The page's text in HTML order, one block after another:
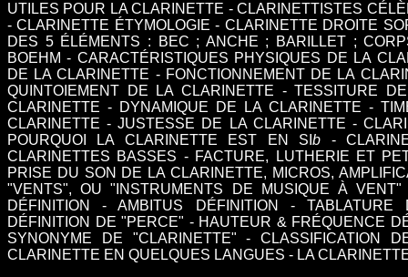
UTILES POUR LA CLARINETTE -CLARINETTISTES
-CLARINETTE ÉTYMOLOGIE - CLARINETTE DROITE
DES 5 ÉLÉMENTS : BEC ; ANCHE ; BARILLET ;
BOEHM - CARACTÉRISTIQUES PHYSIQUES DE LA
DE LA CLARINETTE - FONCTIONNEMENT DE LA
QUINTOIEMENT DE LA CLARINETTE -TESSITURE
CLARINETTE - DYNAMIQUE DE LA CLARINETTE -
CLARINETTE -JUSTESSE DE LA CLARINETTE -
POURQUOI LA CLARINETTE EST EN SIb -
CLARINETTES BASSES - FACTURE, LUTHERIE ET
PRISE DU SON DE LA CLARINETTE, MICROS,
"VENTS", OU "INSTRUMENTS DE MUSIQUE À VENT"
DÉFINITION
-AMBITUS DÉFINITION -TABLATURE
DÉFINITION DE "PERCE" - HAUTEUR & FRÉQUENCE
SYNONYME DE "CLARINETTE" -CLASSIFICATION
CLARINETTE EN QUELQUES LANGUES - LA